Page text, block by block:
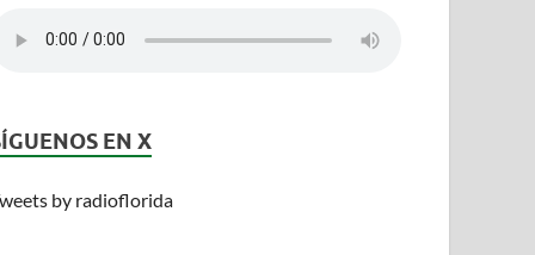
EN X
by radioflorida